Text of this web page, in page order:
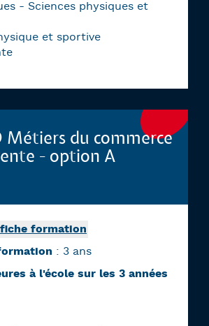
- Sciences physiques et
et sportive
Métiers du commerce
- option A
formation
: 3 ans
à l'école sur les 3 années